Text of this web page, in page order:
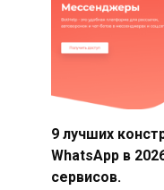
9 лучших
WhatsApp в
сервисов.